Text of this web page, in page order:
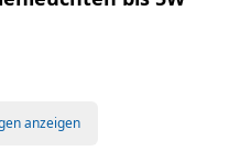
anzeigen